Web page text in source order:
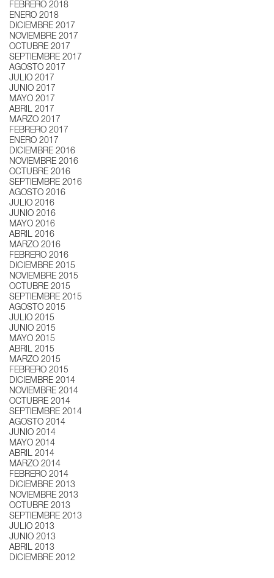
FEBRERO 2018
ENERO 2018
DICIEMBRE 2017
NOVIEMBRE 2017
OCTUBRE 2017
SEPTIEMBRE 2017
AGOSTO 2017
JULIO 2017
JUNIO 2017
MAYO 2017
ABRIL 2017
MARZO 2017
FEBRERO 2017
ENERO 2017
DICIEMBRE 2016
NOVIEMBRE 2016
OCTUBRE 2016
SEPTIEMBRE 2016
AGOSTO 2016
JULIO 2016
JUNIO 2016
MAYO 2016
ABRIL 2016
MARZO 2016
FEBRERO 2016
DICIEMBRE 2015
NOVIEMBRE 2015
OCTUBRE 2015
SEPTIEMBRE 2015
AGOSTO 2015
JULIO 2015
JUNIO 2015
MAYO 2015
ABRIL 2015
MARZO 2015
FEBRERO 2015
DICIEMBRE 2014
NOVIEMBRE 2014
OCTUBRE 2014
SEPTIEMBRE 2014
AGOSTO 2014
JUNIO 2014
MAYO 2014
ABRIL 2014
MARZO 2014
FEBRERO 2014
DICIEMBRE 2013
NOVIEMBRE 2013
OCTUBRE 2013
SEPTIEMBRE 2013
JULIO 2013
JUNIO 2013
ABRIL 2013
DICIEMBRE 2012